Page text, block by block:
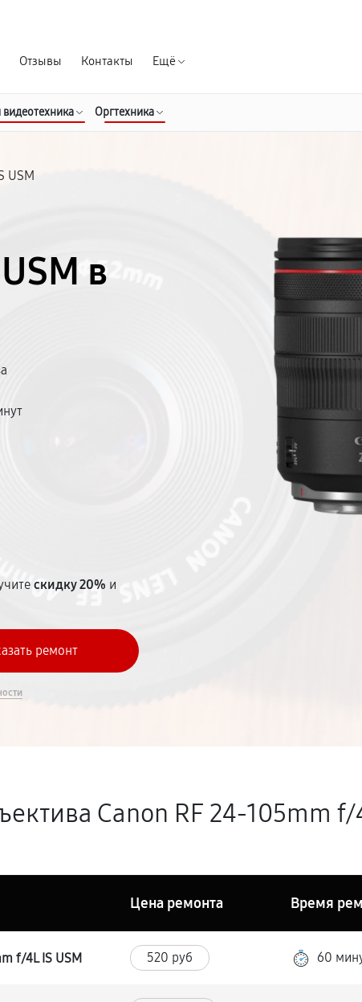
Отзывы Контакты Ещё
Оргтехника
USM
в
скидку 20% и
Canon RF 24‑105mm f/
Цена ремонта Время
f/4L IS USM 520 руб 60